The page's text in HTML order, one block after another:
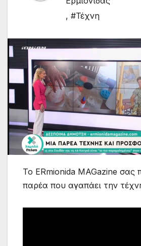
, #Τέχνη
Το ERmionida MAGazine σας
παρέα που αγαπάει την